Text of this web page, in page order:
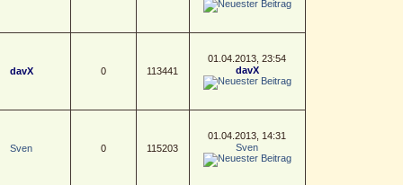
davX 0 113441
01.04.2013, 23:54
davX
Sven 0 115203
01.04.2013, 14:31
Sven